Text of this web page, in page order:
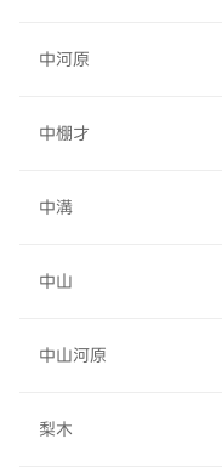
中河原
中棚才
中溝
中山
中山河原
梨木